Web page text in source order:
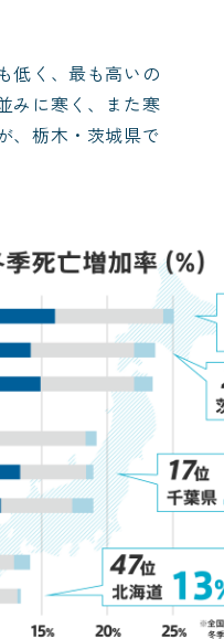
低く、最も高いの
みに寒く、また寒
、栃木・茨城県で